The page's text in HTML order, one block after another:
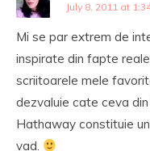
July 8, 2011 at
Mi se par extrem de
inspirate din fapte
scriitoarele mele
dezvaluie cate ceva
Hathaway constituie
vad.